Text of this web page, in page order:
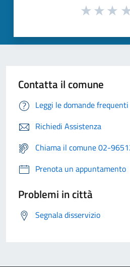
Contatta il comune
Leggi le domande frequenti
Richiedi Assistenza
Chiama il comune 02-
Prenota un appuntamento
Problemi in città
Segnala disservizio